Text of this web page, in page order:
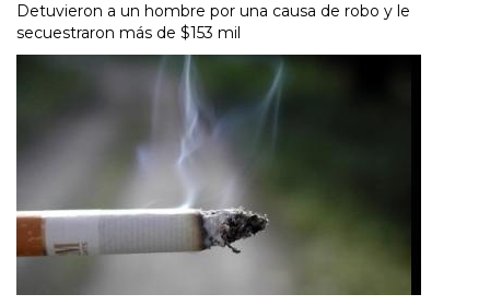
Detuvieron a un hombre por una causa de robo y le
secuestraron más de $153 mil